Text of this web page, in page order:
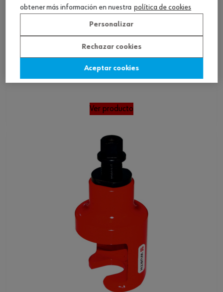
Set herram. para silentblocks, 40 pz
Ver producto
obtener más información en nuestra política de cookies
Personalizar
Rechazar cookies
Aceptar cookies